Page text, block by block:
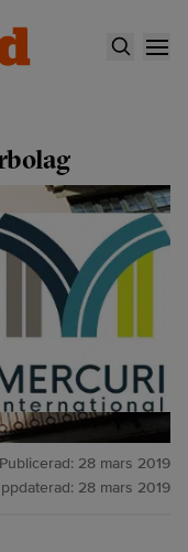
Publicerad: 28 mars 2019
28 mars 2019